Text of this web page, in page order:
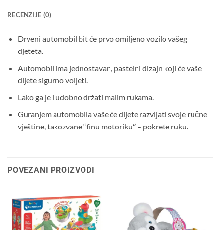
RECENZIJE (0)
Drveni automobil bit će prvo omiljeno vozilo vašeg
djeteta.
Automobil ima jednostavan, pastelni dizajn koji će vaše
dijete sigurno voljeti.
Lako ga jei udobnodržati malim rukama.
Guranjem automobila vaše će dijete razvijati svoje ručne
vještine, takozvane “finu motoriku” – pokrete ruku.
POVEZANI PROIZVODI